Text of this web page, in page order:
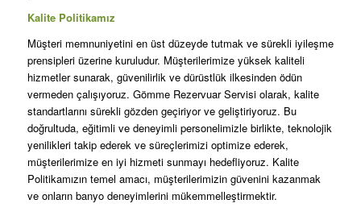
Kalite Politikamız
Müşteri memnuniyetini en üst düzeyde tutmak ve sürekli iyileşme
prensipleri üzerine kuruludur. Müşterilerimize yüksek kaliteli
hizmetler sunarak, güvenilirlik ve dürüstlük ilkesinden ödün
vermeden çalışıyoruz. Gömme Rezervuar Servisi olarak, kalite
standartlarını sürekli gözden geçiriyor ve geliştiriyoruz. Bu
doğrultuda, eğitimli ve deneyimli personelimizle birlikte, teknolojik
yenilikleri takip ederek ve süreçlerimizi optimize ederek,
müşterilerimize en iyi hizmeti sunmayı hedefliyoruz. Kalite
Politikamızın temel amacı, müşterilerimizin güvenini kazanmak
ve onların banyo deneyimlerini mükemmelleştirmektir.